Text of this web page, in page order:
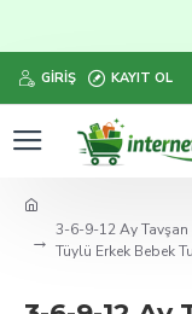
GIRIŞ KAYIT OL
3-6-9-12 Ay Tavşan
Tüylü Erkek Bebek